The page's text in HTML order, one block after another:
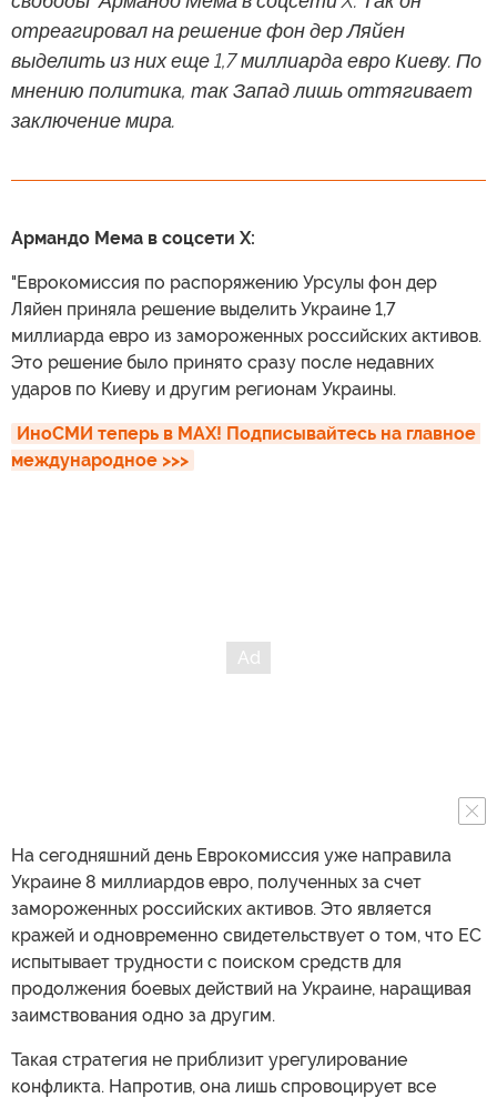
отреагировал на решение фон дер Ляйен
выделить из них еще 1,7 миллиарда евро Киеву. По
мнению политика, так Запад лишь оттягивает
заключение мира.
Армандо Мема в соцсети X:
"Еврокомиссия по распоряжению Урсулы фон дер
Ляйен приняла решение выделить Украине 1,7
миллиарда евро из замороженных российских активов.
Это решение было принято сразу после недавних
ударов по Киеву и другим регионам Украины.
ИноСМИ теперь в MAX! Подписывайтесь на главное
международное >>>
На сегодняшний день Еврокомиссия уже направила
Украине 8 миллиардов евро, полученных за счет
замороженных российских активов. Это является
кражей и одновременно свидетельствует о том, что ЕС
испытывает трудности с поиском средств для
продолжения боевых действий на Украине, наращивая
заимствования одно за другим.
Такая стратегия не приблизит урегулирование
конфликта. Напротив, она лишь спровоцирует все